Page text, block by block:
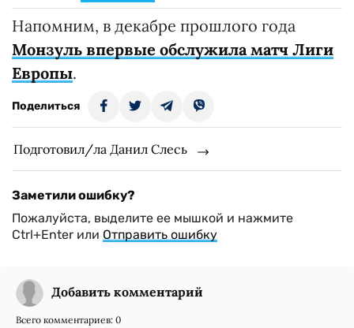
Напомним, в декабре прошлого года
Монзуль впервые обслужила матч Лиги
Европы.
Поделиться
Подготовил/ла Данил Слесь
Заметили ошибку?
Пожалуйста, выделите ее мышкой и нажмите
Ctrl+Enter или Отправить ошибку
Добавить комментарий
Всего комментариев: 0